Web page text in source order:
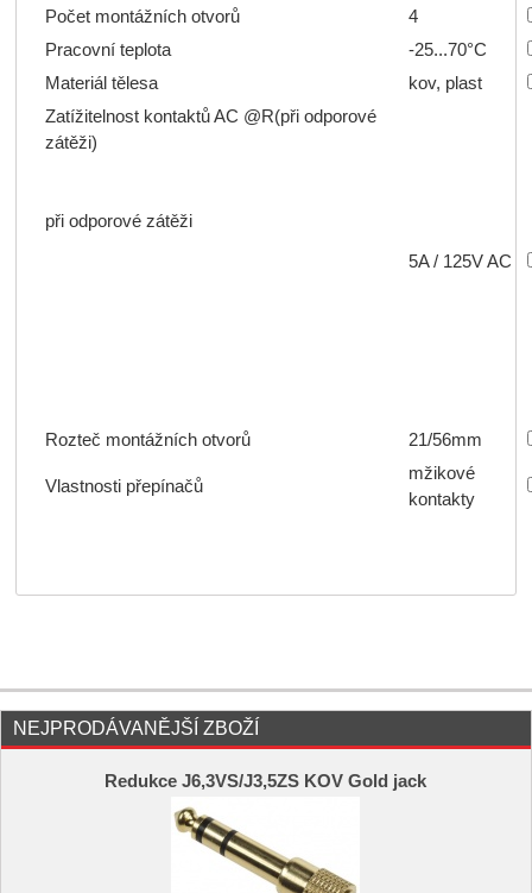
Počet montážních otvorů
4
Pracovní teplota
-25...70°C
Materiál tělesa
kov, plast
Zatížitelnost kontaktů AC @R(při odporové
zátěži)
při odporové zátěži
5A / 125V AC
Rozteč montážních otvorů 21/56mm
Vlastnosti přepínačů
mžikové
kontakty
NEJPRODÁVANĚJŠÍ ZBOŽÍ
Redukce J6,3VS/J3,5ZS KOV Gold jack